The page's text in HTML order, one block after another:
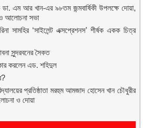
এম আর খান-এর ৯৮তম জন্মবার্ষিকী উপলক্ষে দোয়া,
ও আলোচনা সভা
সামহির ‘সাইলেন্ট এক্সপ্রেশনস’ শীর্ষক একক চিত্র
সুন্দরবনের সৈকত
করলেন এড. শহিদুল
প্রতিষ্ঠাতা মরহুম আমজাদ হোসেন খান চৌধুরীর
ও দোয়া